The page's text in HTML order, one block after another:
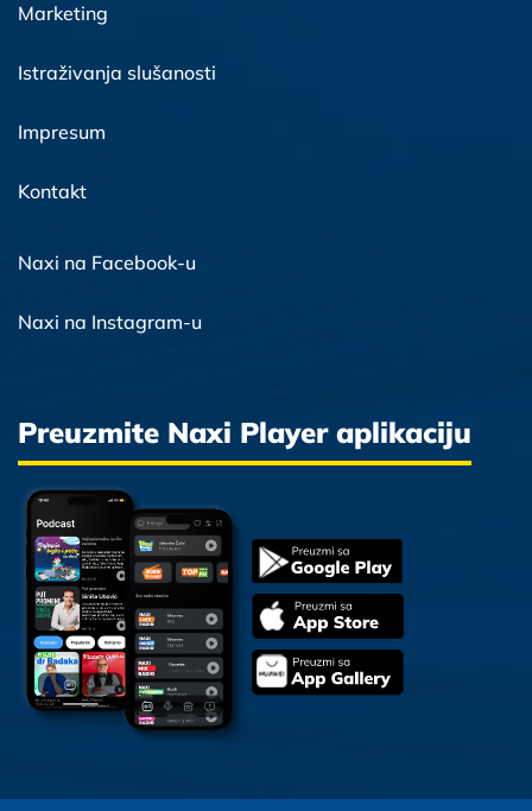
Marketing
Istraživanja slušanosti
Impresum
Kontakt
Naxi na Facebook-u
Naxi na Instagram-u
Preuzmite Naxi Player aplikaciju